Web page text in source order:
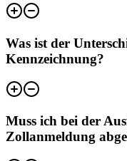
Was ist der
Kennzeichnung?
Muss ich bei der
Zollanmeldung